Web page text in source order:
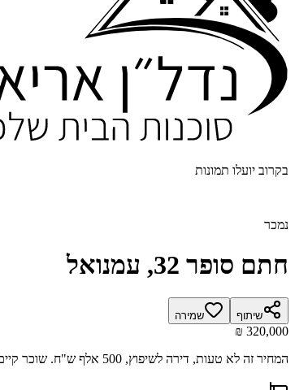
בקרוב יועלו תמונות
נמכר
חתם סופר 32, עמנואל
שיתוף שמירה
המחיר זה לא טעות, דירה לשיפוץ, 500 אלף ש"ח. שוכר קיים ב 1500 ש"ח, מרווחת עם מרפסת. בבלעדיות המשרד.